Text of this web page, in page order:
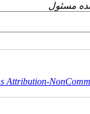
مسئول
Attribution-